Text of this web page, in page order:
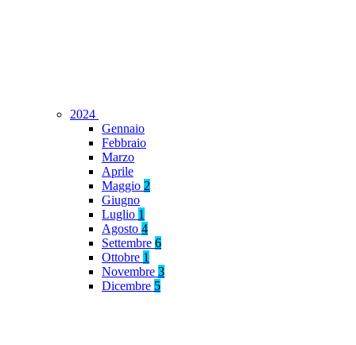
2024
Gennaio
Febbraio
Marzo
Aprile
Maggio 2
Giugno
Luglio 1
Agosto 4
Settembre 6
Ottobre 1
Novembre 3
Dicembre 5